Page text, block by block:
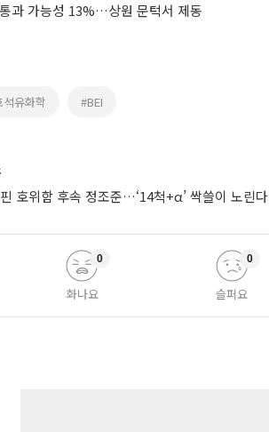
과 가능성 13%…상원 문턱서 제동
유화학 #BEI
호위함 후속 정조준…‘14척+α’ 싹쓸이 노린다
화나요
0
슬퍼요
0